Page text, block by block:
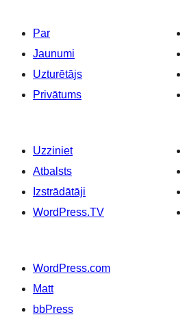
Par
Jaunumi
Uzturētājs
Privātums
Uzziniet
Atbalsts
Izstrādātāji
WordPress.TV
WordPress.com
Matt
bbPress